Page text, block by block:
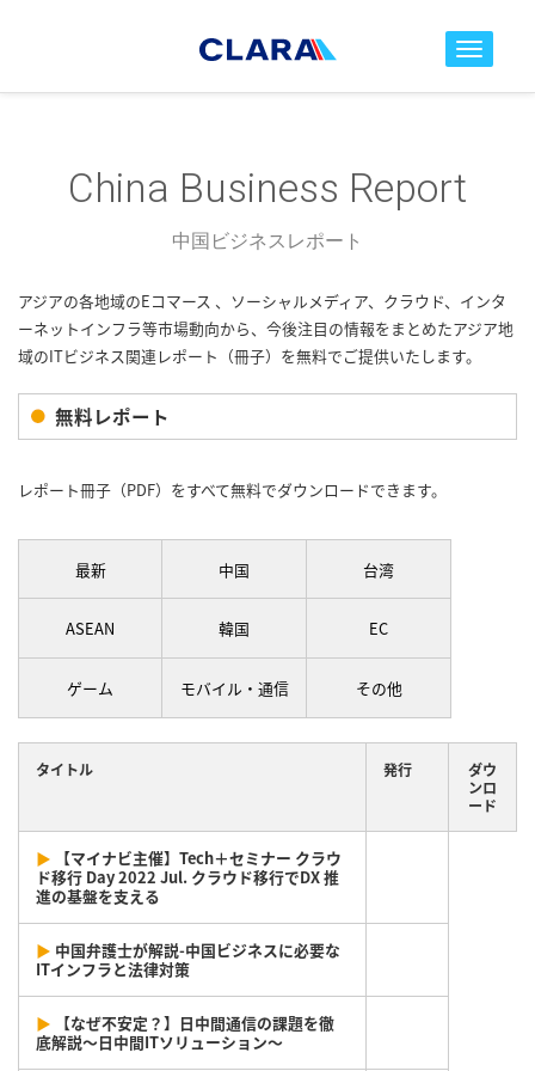
toggle
China Business Report
中国ビジネスレポート
アジアの各地域のEコマース 、ソーシャルメディア、クラウド、インタ
ーネットインフラ等市場動向から、今後注目の情報をまとめたアジア地
域のITビジネス関連レポート（冊子）を無料でご提供いたします。
無料レポート
レポート冊子（PDF）をすべて無料でダウンロードできます。
最新 中国 台湾
ASEAN 韓国 EC
ゲーム モバイル・通信 その他
タイトル 発行
ダウ
ンロ
ード
▶
【マイナビ主催】Tech＋セミナー クラウ
ド移行 Day 2022 Jul. クラウド移行でDX 推
進の基盤を支える
▶ 中国弁護士が解説-中国ビジネスに必要な
ITインフラと法律対策
▶
【なぜ不安定？】日中間通信の課題を徹
底解説～日中間ITソリューション～